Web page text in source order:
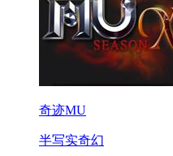
奇迹MU
半写实奇幻